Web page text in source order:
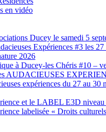
en vidéo
Ducey le samedi 5
Expériences #3 les
2026
à Ducey-les Chéris #10 –
AUDACIEUSES
expériences du 27 au 30
et le LABEL E3D niveau
labelisée « Droits